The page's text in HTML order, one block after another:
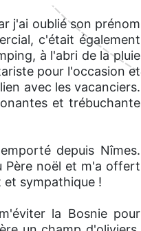
j'ai oublié son prénom
c'était également
à l'abri de la pluie
pour l'occasion et
avec les vacanciers.
et trébuchante
depuis Nîmes.
Père noël et m'a offert
sympathique !
la Bosnie pour